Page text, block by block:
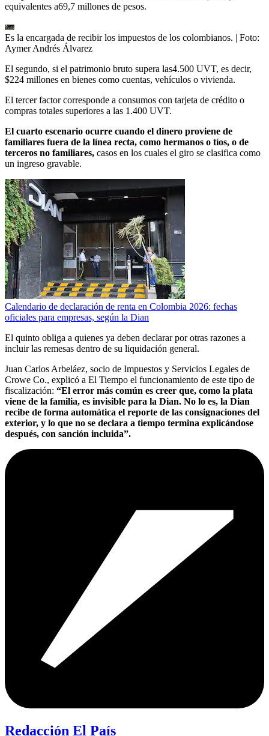
equivalentes a69,7 millones de pesos.
Es la encargada de recibir los impuestos de los colombianos. | Foto:
Aymer Andrés Álvarez
El segundo, si el patrimonio bruto supera las4.500 UVT, es decir,
$224 millones en bienes como cuentas, vehículos o vivienda.
El tercer factor corresponde a consumos con tarjeta de crédito o
compras totales superiores a las 1.400 UVT.
El cuarto escenario ocurre cuando el dinero proviene de
familiares fuera de la línea recta, como hermanos o tíos, o de
terceros no familiares, casos en los cuales el giro se clasifica como
un ingreso gravable.
Calendario de declaración de renta en Colombia 2026: fechas
oficiales para empresas, según la Dian
El quinto obliga a quienes ya deben declarar por otras razones a
incluir las remesas dentro de su liquidación general.
Juan Carlos Arbeláez, socio de Impuestos y Servicios Legales de
Crowe Co., explicó a El Tiempo el funcionamiento de este tipo de
fiscalización: “El error más común es creer que, como la plata
viene de la familia, es invisible para la Dian. No lo es, la Dian
recibe de forma automática el reporte de las consignaciones del
exterior, y lo que no se declara a tiempo termina explicándose
después, con sanción incluida”.
Redacción El País